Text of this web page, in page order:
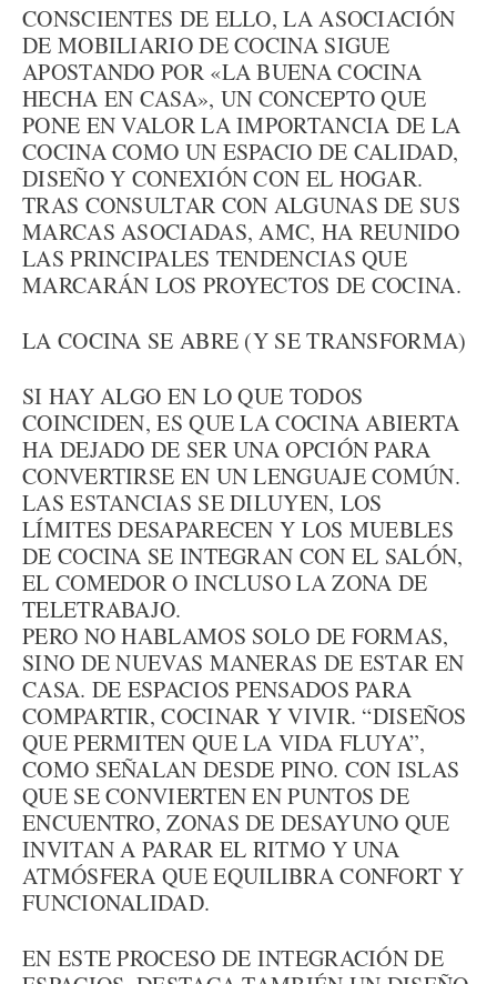
CONSCIENTES DE ELLO, LA ASOCIACIÓN
DE MOBILIARIO DE COCINA SIGUE
APOSTANDO POR «LA BUENA COCINA
HECHA EN CASA», UN CONCEPTO QUE
PONE EN VALOR LA IMPORTANCIA DE LA
COCINA COMO UN ESPACIO DE CALIDAD,
DISEÑO Y CONEXIÓN CON EL HOGAR.
TRAS CONSULTAR CON ALGUNAS DE SUS
MARCAS ASOCIADAS, AMC, HA REUNIDO
LAS PRINCIPALES TENDENCIAS QUE
MARCARÁN LOS PROYECTOS DE COCINA.
LA COCINA SE ABRE (Y SE TRANSFORMA)
SI HAY ALGO EN LO QUE TODOS
COINCIDEN, ES QUE LA COCINA ABIERTA
HA DEJADO DE SER UNA OPCIÓN PARA
CONVERTIRSE EN UN LENGUAJE COMÚN.
LAS ESTANCIAS SE DILUYEN, LOS
LÍMITES DESAPARECEN Y LOS MUEBLES
DE COCINA SE INTEGRAN CON EL SALÓN,
EL COMEDOR O INCLUSO LA ZONA DE
TELETRABAJO.
PERO NO HABLAMOS SOLO DE FORMAS,
SINO DE NUEVAS MANERAS DE ESTAR EN
CASA. DE ESPACIOS PENSADOS PARA
COMPARTIR, COCINAR Y VIVIR. “DISEÑOS
QUE PERMITEN QUE LA VIDA FLUYA”,
COMO SEÑALAN DESDE PINO. CON ISLAS
QUE SE CONVIERTEN EN PUNTOS DE
ENCUENTRO, ZONAS DE DESAYUNO QUE
INVITAN A PARAR EL RITMO Y UNA
ATMÓSFERA QUE EQUILIBRA CONFORT Y
FUNCIONALIDAD.
EN ESTE PROCESO DE INTEGRACIÓN DE